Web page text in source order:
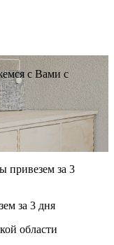
с Вами с
за 3 дня